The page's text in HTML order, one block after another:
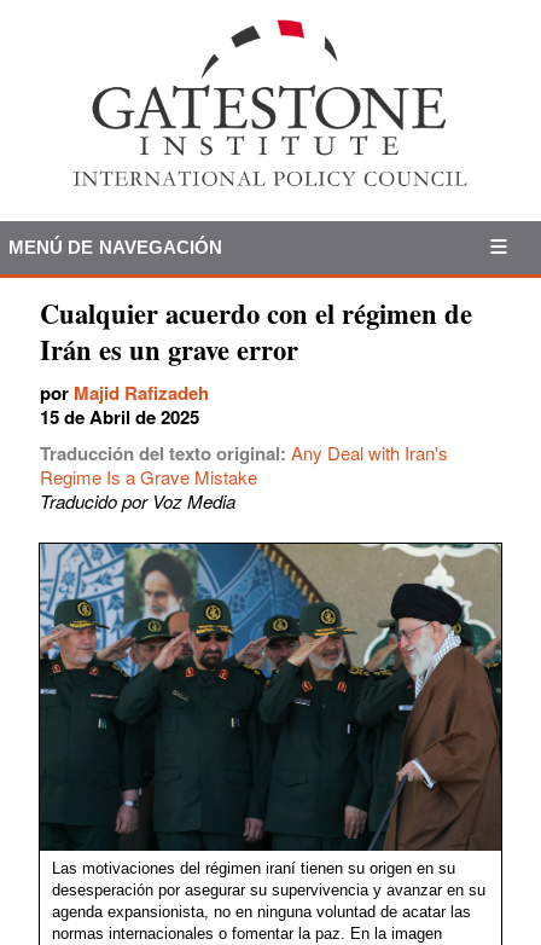
MENÚ DE NAVEGACIÓN
Cualquier acuerdo con el régimen de
Irán es un grave error
por Majid Rafizadeh
15 de Abril de 2025
Traducción del texto original: Any Deal with Iran's
Regime Is a Grave Mistake
Traducido por Voz Media
Las motivaciones del régimen iraní tienen su origen en su
desesperación por asegurar su supervivencia y avanzar en su
agenda expansionista, no en ninguna voluntad de acatar las
normas internacionales o fomentar la paz. En la imagen